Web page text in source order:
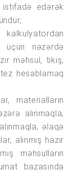
istifadə edərək
üçün nəzərdə
məhsul, tikiş,
hesablamaq
materialların
alınmaqla,
əlaqə
alınmış hazır
məhsulların
bazasında